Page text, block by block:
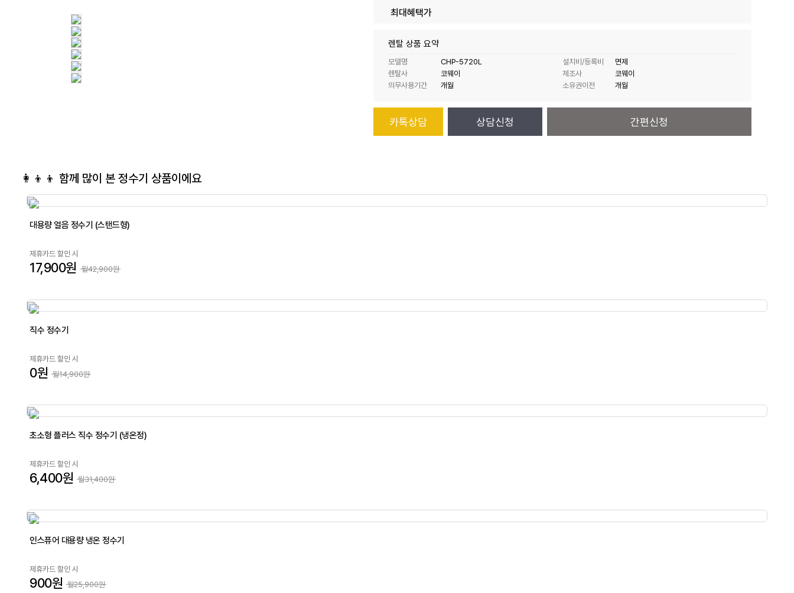
최대혜택가
렌탈 상품 요약
모델명 CHP-5720L 설치비/등록비
면제
렌탈사
코웨이 제조사
코웨이
의무사용기간
개월 소유권이전 개월
카톡상담 상담신청 간편신청
👩‍👦‍👦 함께 많이 본 정수기 상품이에요
대용량 얼음 정수기 (스탠드형)
제휴카드 할인 시
17,900원 월42,900원
직수 정수기
제휴카드 할인 시
0원 월14,900원
초소형 플러스 직수 정수기 (냉온정)
제휴카드 할인 시
6,400원 월31,400원
인스퓨어 대용량 냉온 정수기
제휴카드 할인 시
900원 월25,900원